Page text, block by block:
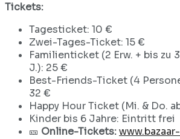
Tickets:
Tagesticket: 10 €
Zwei-Tages-Ticket: 15 €
Familienticket (2 Erw. + bis zu
J.): 25 €
Best-Friends-Ticket (4
32 €
Happy Hour Ticket (Mi. & Do.
Kinder bis 6 Jahre: Eintritt frei
🎫 Online-Tickets: